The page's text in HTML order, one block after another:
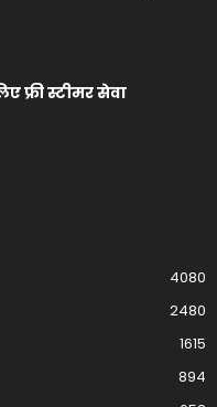
फ्री स्टीमर सेवा
4080
2480
1615
894